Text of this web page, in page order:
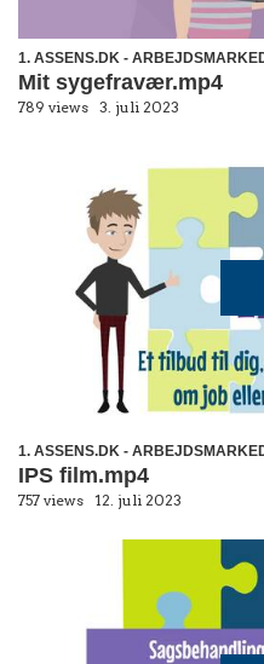
1. ASSENS.DK -
Mit sygefravær.mp4
789 views 3. juli 2023
1. ASSENS.DK -
IPS film.mp4
757 views 12. juli 2023